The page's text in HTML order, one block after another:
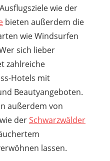
wie der
bieten außerdem die
wie Windsurfen
sich lieber
zahlreiche
Hotels mit
Beautyangeboten.
außerdem von
derSchwarzwälder
lassen.